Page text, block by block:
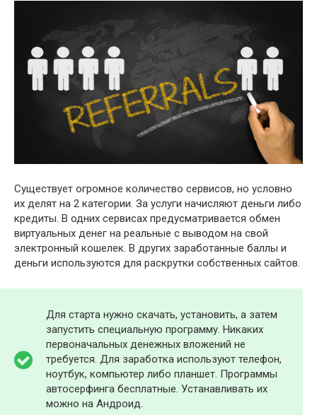
Существует огромное количество сервисов, но условно
их делят на 2 категории. За услуги начисляют деньги либо
кредиты. В одних сервисах предусматривается обмен
виртуальных денег на реальные с выводом на свой
электронный кошелек. В других заработанные баллы и
деньги используются для раскрутки собственных сайтов.
Для старта нужно скачать, установить, а затем
запустить специальную программу. Никаких
первоначальных денежных вложений не
требуется. Для заработка используют телефон,
ноутбук, компьютер либо планшет. Программы
автосерфинга бесплатные. Устанавливать их
можно на Андроид.